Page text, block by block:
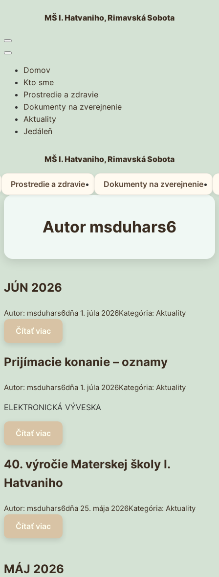
MŠ I. Hatvaniho, Rimavská Sobota
Domov
Kto sme
Prostredie a zdravie
Dokumenty na zverejnenie
Aktuality
Jedáleň
MŠ I. Hatvaniho, Rimavská Sobota
Prostredie a zdravie Dokumenty na zverejnenie
Autor msduhars6
JÚN 2026
msduhars6 1. júla 2026 Aktuality
Prijímacie konanie – oznamy
msduhars6 1. júla 2026 Aktuality
ELEKTRONICKÁ VÝVESKA
40. výročie Materskej školy I.
Hatvaniho
msduhars6 25. mája 2026 Aktuality
MÁJ 2026